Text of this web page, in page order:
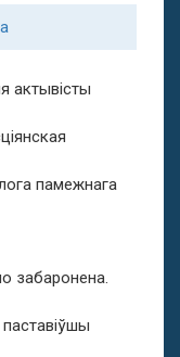
актывісты
памежнага
забаронена.
паставіўшы